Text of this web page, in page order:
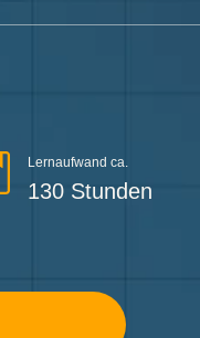
Lernaufwand ca.
130 Stunden